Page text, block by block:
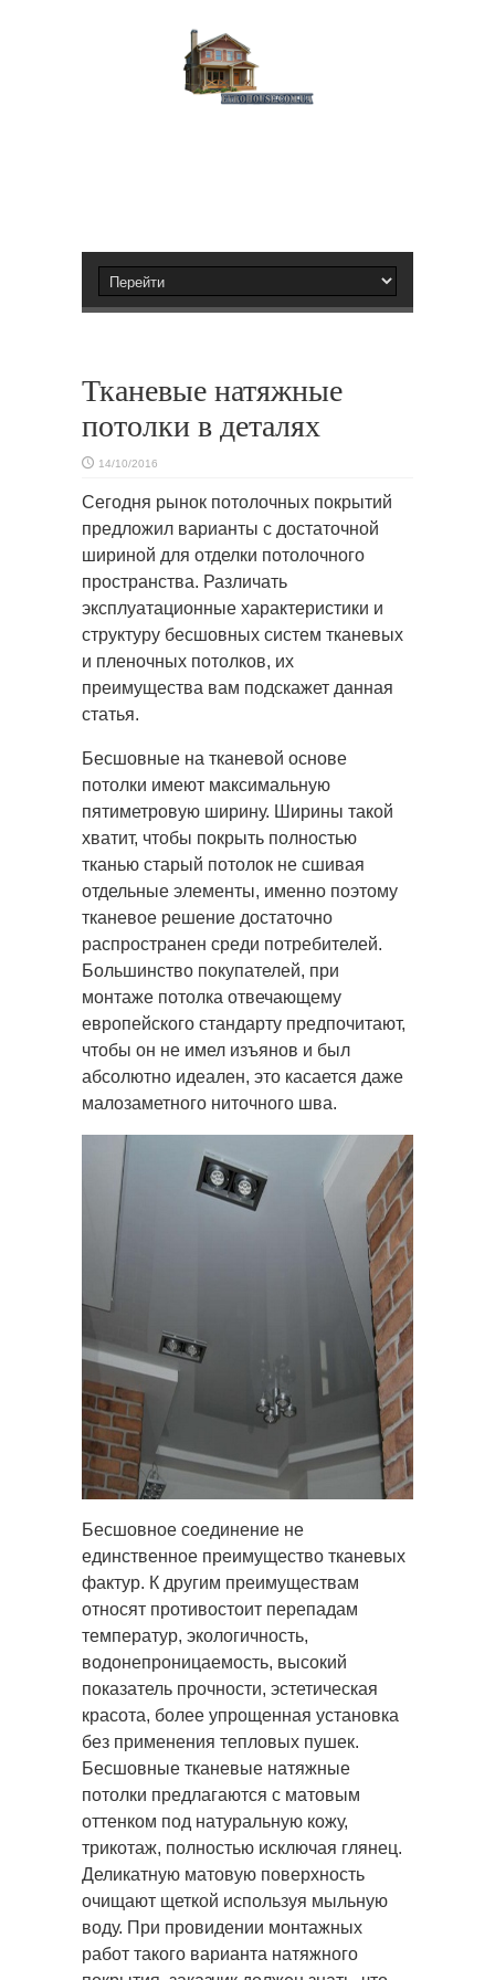
Тканевые натяжные
потолки в деталях
14/10/2016
Сегодня рынок потолочных покрытий
предложил варианты с достаточной
шириной для отделки потолочного
пространства. Различать
эксплуатационные характеристики и
структуру бесшовных систем тканевых
и пленочных потолков, их
преимущества вам подскажет данная
статья.
Бесшовные на тканевой основе
потолки имеют максимальную
пятиметровую ширину. Ширины такой
хватит, чтобы покрыть полностью
тканью старый потолок не сшивая
отдельные элементы, именно поэтому
тканевое решение достаточно
распространен среди потребителей.
Большинство покупателей, при
монтаже потолка отвечающему
европейского стандарту предпочитают,
чтобы он не имел изъянов и был
абсолютно идеален, это касается даже
малозаметного ниточного шва.
Бесшовное соединение не
единственное преимущество тканевых
фактур. К другим преимуществам
относят противостоит перепадам
температур, экологичность,
водонепроницаемость, высокий
показатель прочности, эстетическая
красота, более упрощенная установка
без применения тепловых пушек.
Бесшовные тканевые натяжные
потолки предлагаются с матовым
оттенком под натуральную кожу,
трикотаж, полностью исключая глянец.
Деликатную матовую поверхность
очищают щеткой используя мыльную
воду. При провидении монтажных
работ такого варианта натяжного